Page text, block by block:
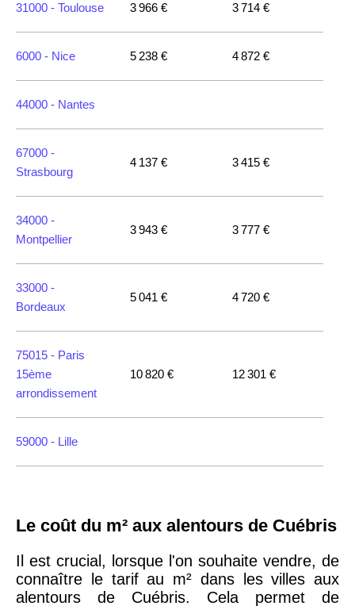
31000 - Toulouse 3 966 € 3 714 €
6000 - Nice 5 238 € 4 872 €
44000 - Nantes
67000 -
Strasbourg
4 137 € 3 415 €
34000 -
Montpellier
3 943 € 3 777 €
33000 -
Bordeaux
5 041 € 4 720 €
75015 - Paris
15ème
arrondissement
10 820 € 12 301 €
59000 - Lille
18ème
arrondissement
10 114 € 11 322 €
Le coût du m² aux alentours de Cuébris
Il est crucial, lorsque l'on souhaite vendre, de
connaître le tarif au m² dans les villes aux
alentours de Cuébris. Cela permet de